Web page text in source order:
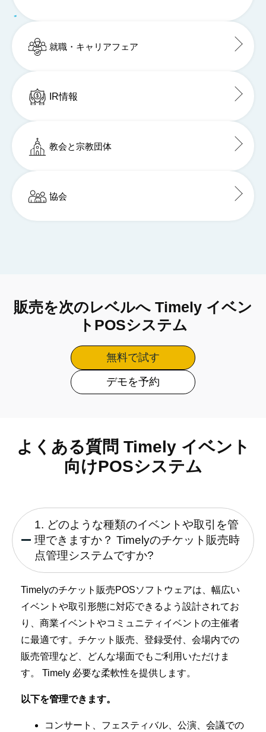
就職・キャリアフェア
IR情報
教会と宗教団体
協会
販売を次のレベルへ Timely イベン
トPOSシステム
無料で試す
デモを予約
よくある質問 Timely イベント
向けPOSシステム
1. どのような種類のイベントや取引を管
理できますか？ Timelyのチケット販売時
点管理システムですか?
Timelyのチケット販売POSソフトウェアは、幅広い
イベントや取引形態に対応できるよう設計されてお
り、商業イベントやコミュニティイベントの主催者
に最適です。チケット販売、登録受付、会場内での
販売管理など、どんな場面でもご利用いただけま
す。 Timely 必要な柔軟性を提供します。
以下を管理できます。
コンサート、フェスティバル、公演、会議での